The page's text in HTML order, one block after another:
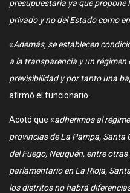
presupuestaria ya que propone
privado y no del Estado como
«Además, se establecen
a la transparencia y un
previsibilidad y por tanto una
afirmó el funcionario.
Acotó que «adherimos al
provincias de La Pampa, Santa
del Fuego, Neuquén, entre
parlamentario en La Rioja,
los distritos no habrá